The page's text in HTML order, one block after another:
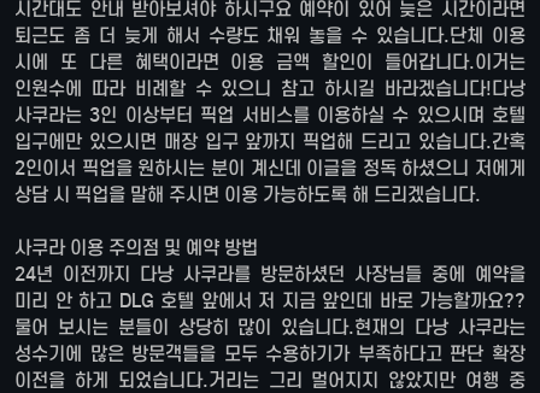
시간대도 안내 받아보셔야 하시구요 예약이 있어 늦은 시간이라면
퇴근도 좀 더 늦게 해서 수량도 채워 놓을 수 있습니다.단체 이용
시에 또 다른 혜택이라면 이용 금액 할인이 들어갑니다.이거는
인원수에 따라 비례할 수 있으니 참고 하시길 바라겠습니다!다낭
사쿠라는 3인 이상부터 픽업 서비스를 이용하실 수 있으시며 호텔
입구에만 있으시면 매장 입구 앞까지 픽업해 드리고 있습니다.간혹
2인이서 픽업을 원하시는 분이 계신데 이글을 정독 하셨으니 저에게
상담 시 픽업을 말해 주시면 이용 가능하도록 해 드리겠습니다.
사쿠라 이용 주의점 및 예약 방법
24년 이전까지 다낭 사쿠라를 방문하셨던 사장님들 중에 예약을
미리 안 하고 DLG 호텔 앞에서 저 지금 앞인데 바로 가능할까요??
물어 보시는 분들이 상당히 많이 있습니다.현재의 다낭 사쿠라는
성수기에 많은 방문객들을 모두 수용하기가 부족하다고 판단 확장
이전을 하게 되었습니다.거리는 그리 멀어지지 않았지만 여행 중